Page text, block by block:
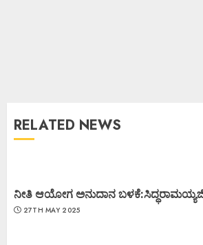
RELATED NEWS
ನೀತಿ ಆಯೋಗ ಅನುದಾನ
27TH MAY 2025